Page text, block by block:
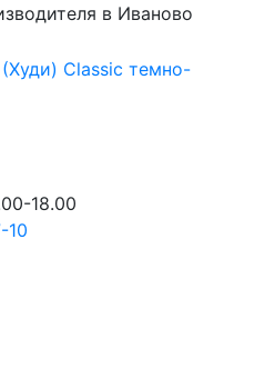
в Иваново
18.00
10